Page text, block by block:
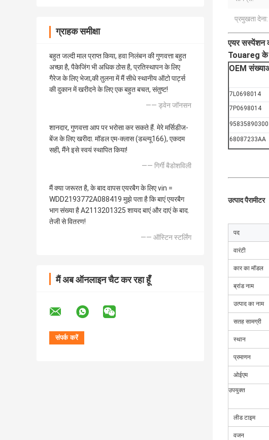
ग्राहक समीक्षा
बहुत जल्दी माल प्राप्त किया, हवा निलंबन की गुणवत्ता बहुत
अच्छा है, पैकेजिंग भी अधिक ठोस है, प्रतिस्थापन के लिए
गैरेज के लिए भेजा,की तुलना में मैं सीधे स्थानीय ऑटो पार्ट्स
की दुकान में खरीदने के लिए एक बहुत बचत, संतुष्ट!
—— ड्वेन जॉनसन
शानदार, गुणवत्ता आप पर भरोसा कर सकते हैं. मेरे मर्सिडीज-
बेंज के लिए खरीदा. मॉडल एम-क्लास (डब्ल्यू166), एकदम
सही, मैंने इसे स्वयं स्थापित किया!
—— गिर्गी बैडोशविली
मैं क्या जरूरत है, के बाद वापस एयरबैग के लिए vin =
WDD2193772A088419 मुझे पता है कि बाएं एयरबैग
भाग संख्या है A2113201325 शायद बाएं और दाएं के बाद.
तेजी से वितरण!
—— ऑस्टिन स्टर्लिंग
मैं अब ऑनलाइन चैट कर रहा हूँ
प्रमुखता देना:
एयर सस्पेंशन
Touareg के
OEM
7L0698014
7P0698014
95835890300
68087233AA
उत्पाद पैरामीटर
पद
वारंटी
कार का मॉडल
ब्रांड नाम
उत्पाद का नाम
सतह सामग्री
स्थान
प्रमाणन
ओईएम
उपयुक्त
लीड टाइम
वजन